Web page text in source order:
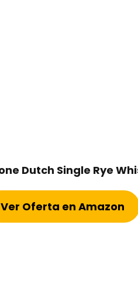
Dutch Single Rye
Ver Oferta en Amazon